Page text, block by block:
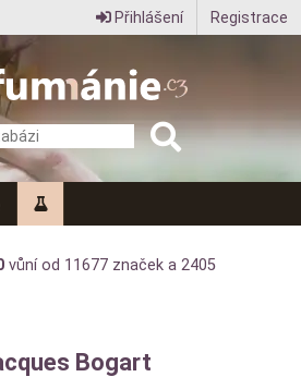
Přihlášení Registrace
vůní od 11677 značek a 2405
Bogart